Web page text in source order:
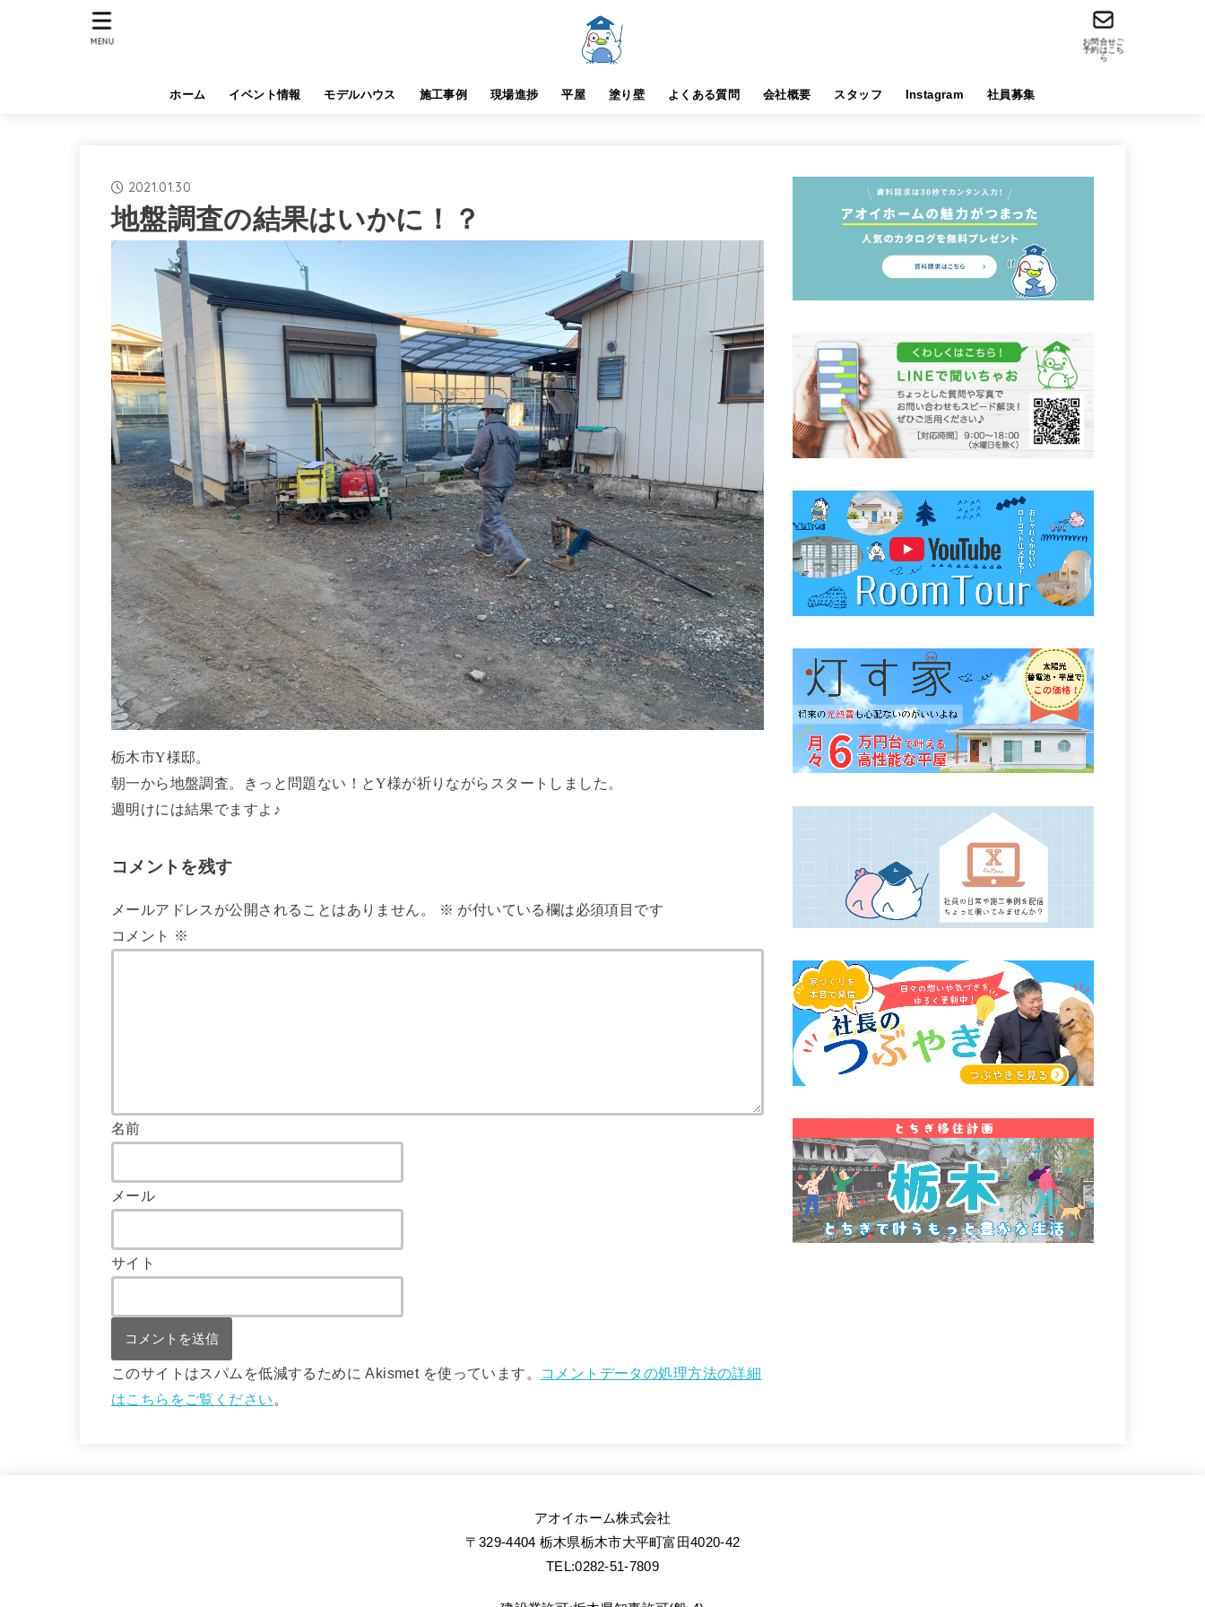
ホーム イベント情報 モデルハウス 施工事例 現場進捗 平屋 塗り壁 よくある質問 会社概要 スタッフ Instagram 社員募集
お問合せご
予約はこち
ら
MENU
2021.01.30
地盤調査の結果はいかに！？
栃木市Y様邸。
朝一から地盤調査。きっと問題ない！とY様が祈りながらスタートしました。
週明けには結果でますよ♪
コメントを残す
メールアドレスが公開されることはありません。 ※ が付いている欄は必須項目です
コメント
※
名前
メール
サイト
このサイトはスパムを低減するために Akismet を使っています。
コメントデータの処理方法の詳細
はこちらをご覧ください 。
アオイホーム株式会社
〒329-4404 栃木県栃木市大平町富田4020-42
TEL:0282-51-7809